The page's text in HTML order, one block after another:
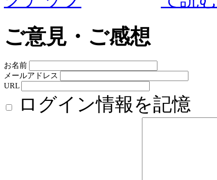
ご意見・ご感想
お名前
メールアドレス
URL
ログイン情報を記憶